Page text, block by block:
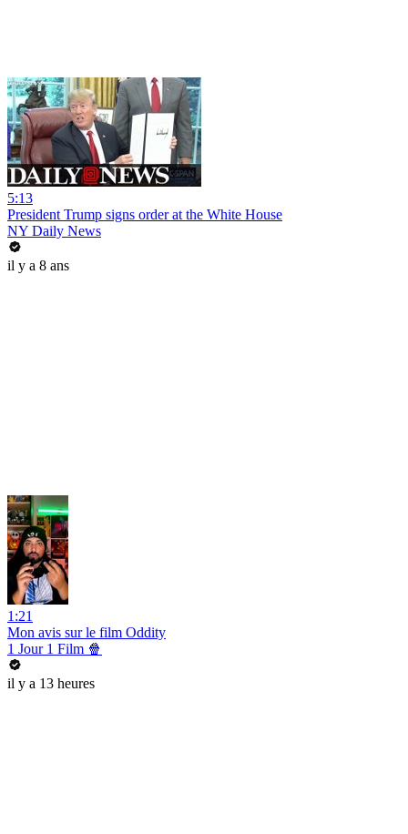
5:13
President Trump signs order at the White House
NY Daily News
il y a 8 ans
1:21
Mon avis sur le film Oddity
1 Jour 1 Film 🍿
il y a 13 heures